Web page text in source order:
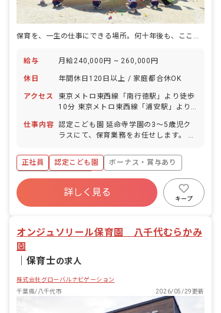
給与 月給240,000円 ~ 260,000円
休日 年間休日120日以上 / 家庭都合休OK
アクセス
東京メトロ東西線「南行徳駅」より徒歩
10分 東京メトロ東西線「浦安駅」より
徒歩19分 ■マイカー・自転車・バイク通
勤OK（無料駐車場あり／当園最寄り駅
代支給※条件あり）
仕事内容 認定こども園 延命寺学園の3～5歳児ク
ラスにて、保育業務をお任せします。 ■
作／歌／絵本の読み聞かせ など） ・昼
食、身支度の見守り・援助 ・保護者対応
（登降園時のコミュニケーション） ・連
絡帳の記入（タブレット使用） ・年間行
事の準備、運営補助 ・保育室の簡単な清
掃、環境整備 ※定員65名／少人数制（1
正社員 認定こども園
ボーナス・賞与あり
年間休日120日以上
寮・住宅・家賃補助あり
社会保険完備
詳しく見る
キープ
オンジュソリール保育園 八千代むらかみ
園
保育士の求人
株式会社グローバルナビゲーション
千葉県/八千代市
2026/05/29更新